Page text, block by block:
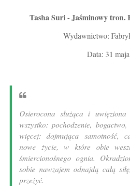
Tasha Suri - Jaśminowy tron.
Wydawnictwo:
Data: 31 maja
Osierocona służąca i
wszystko: pochodzenie,
więcej: dojmująca samotność,
nowe życie, w które obie
śmiercionośnego ognia.
sobie nawzajem odnajdą całą
przeżyć.